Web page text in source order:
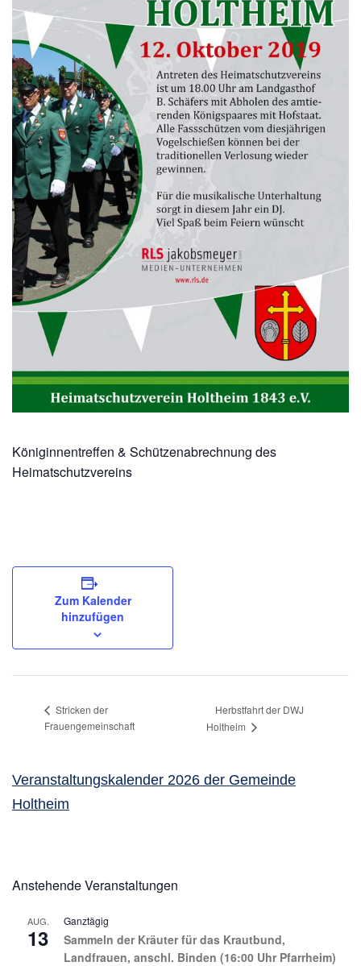
Königinnentreffen & Schützenabrechnung des
Heimatschutzvereins
Zum Kalender
hinzufügen
Stricken der
Frauengemeinschaft
Herbstfahrt der DWJ
Holtheim
Veranstaltungskalender 2026 der Gemeinde
Holtheim
Anstehende Veranstaltungen
AUG.
13
Ganztägig
Sammeln der Kräuter für das Krautbund,
Landfrauen, anschl. Binden (16:00 Uhr Pfarrheim)